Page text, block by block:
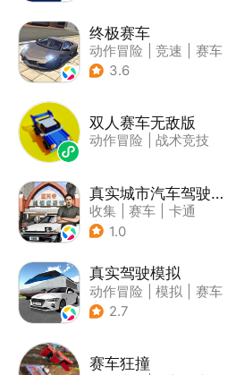
终极赛车
动作冒险 竞速
赛车
3.6
双人赛车无敌版
动作冒险 战术竞技
真实城市汽车驾驶3D
收集 赛车
卡通
| 竞速
1.0
真实驾驶模拟
动作冒险 模拟
赛车
| 漂移
2.7
赛车狂撞